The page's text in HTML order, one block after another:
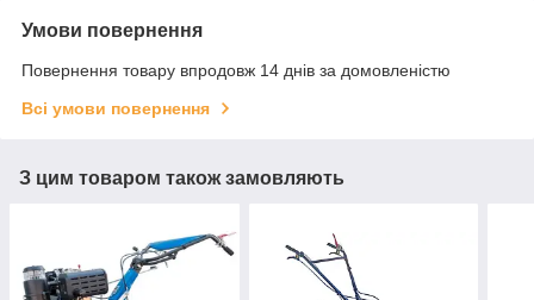
Умови повернення
Повернення товару впродовж 14 днів за домовленістю
Всі умови повернення
З цим товаром також замовляють